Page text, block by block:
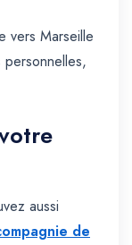
vers Marseille
aussi
de